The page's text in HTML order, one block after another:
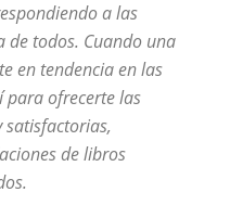
a las
de todos. Cuando una
en tendencia en las
para ofrecerte las
satisfactorias,
de libros